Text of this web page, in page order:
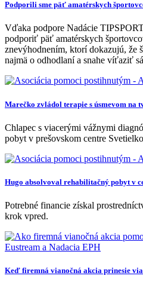
Podporili sme päť amatérskych
Vďaka podpore Nadácie
podporiť päť amatérskych
znevýhodnením, ktorí dokazujú, že
najmä o odhodlaní a snahe víťaziť
Marečko zvládol terapie s úsmevom na
Chlapec s viacerými vážnymi
pobyt v prešovskom centre
Hugo absolvoval rehabilitačný pobyt v
Potrebné financie získal
krok vpred.
Keď firemná vianočná akcia prinesie